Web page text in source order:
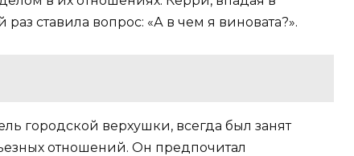
ставила вопрос: «А в чем я виновата?».
городской верхушки, всегда был занят
отношений. Он предпочитал